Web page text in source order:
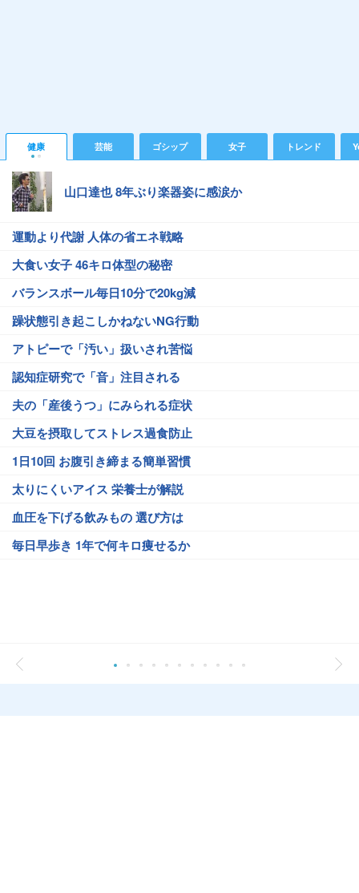
健康 芸能 ゴシップ 女子 トレンド
山口達也 8年ぶり楽器姿に感涙か
運動より代謝 人体の省エネ戦略
大食い女子 46キロ体型の秘密
バランスボール毎日10分で20kg減
躁状態引き起こしかねないNG行動
アトピーで「汚い」扱いされ苦悩
認知症研究で「音」注目される
夫の「産後うつ」にみられる症状
大豆を摂取してストレス過食防止
1日10回 お腹引き締まる簡単習慣
太りにくいアイス 栄養士が解説
血圧を下げる飲みもの 選び方は
毎日早歩き 1年で何キロ痩せるか